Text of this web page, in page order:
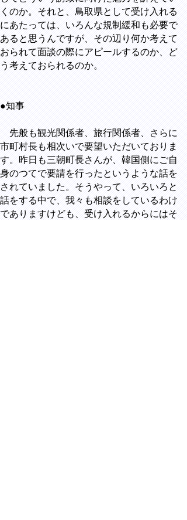
くのか。それと、鳥取県として受け入れる
にあたっては、いろんな規制緩和も必要で
あると思うんですが、その辺り何か考えて
おられて面談の際にアピールするのか、ど
う考えておられるのか。
●知事
先般も観光関係者、旅行関係者、さらに
市町村長も相次いで要望いただいておりま
す。昨日も三朝町長さんが、韓国側にご自
身のつてで要請を行ったというような話を
されていました。そうやって、いろいろと
話をする中で、我々も相談をしているわけ
でありますけども、受け入れるからにはそ